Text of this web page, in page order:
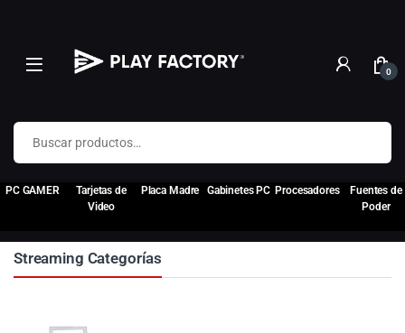
0
Buscar por:
PC GAMER
Tarjetas de
Video
Placa Madre Gabinetes PC Procesadores
Fuentes de
Poder
Streaming Categorías